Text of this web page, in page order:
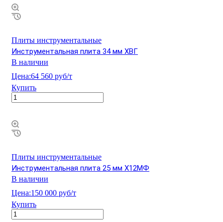
Плиты инструментальные
Инструментальная плита 34 мм ХВГ
В наличии
Цена:64 560 руб/т
Купить
Плиты инструментальные
Инструментальная плита 25 мм Х12МФ
В наличии
Цена:150 000 руб/т
Купить